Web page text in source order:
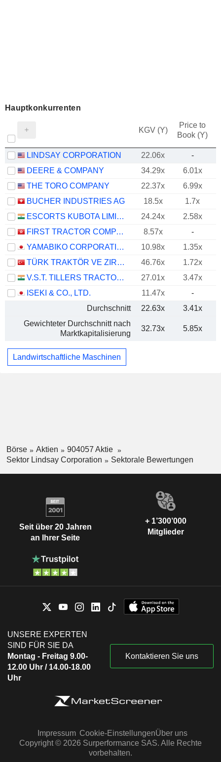
Hauptkonkurrenten
KGV (Y)
Price to
Book (Y)
LINDSAY CORPORATION 22.06x
-
DEERE & COMPANY
34.29x 6.01x
THE TORO COMPANY
22.37x
6.99x
BUCHER INDUSTRIES AG
18.5x
1.7x
ESCORTS KUBOTA LIMITED
24.24x
2.58x
FIRST TRACTOR COMPANY LIMITED
8.57x
-
YAMABIKO CORPORATION
10.98x
1.35x
TÜRK TRAKTÖR VE ZIRAAT MAKINELERI
46.76x
1.72x
V.S.T. TILLERS TRACTORS LIMITED
27.01x
3.47x
ISEKI & CO., LTD.
11.47x
-
Durchschnitt
22.63x
3.41x
Gewichteter Durchschnitt nach
Marktkapitalisierung
32.73x 5.85x
Landwirtschaftliche Maschinen
Börse Aktien
904057 Aktie
Sektor Lindsay Corporation
Sektorale Bewertungen
Seit über 20 Jahren
an Ihrer Seite
+ 1’300’000
Mitglieder
UNSERE EXPERTEN
SIND FÜR SIE DA
Montag - Freitag 9.00-
12.00 Uhr / 14.00-18.00
Uhr
Kontaktieren Sie uns
Impressum Cookie-EinstellungenÜber uns
Copyright © 2026 Surperformance SAS. Alle Rechte
vorbehalten.